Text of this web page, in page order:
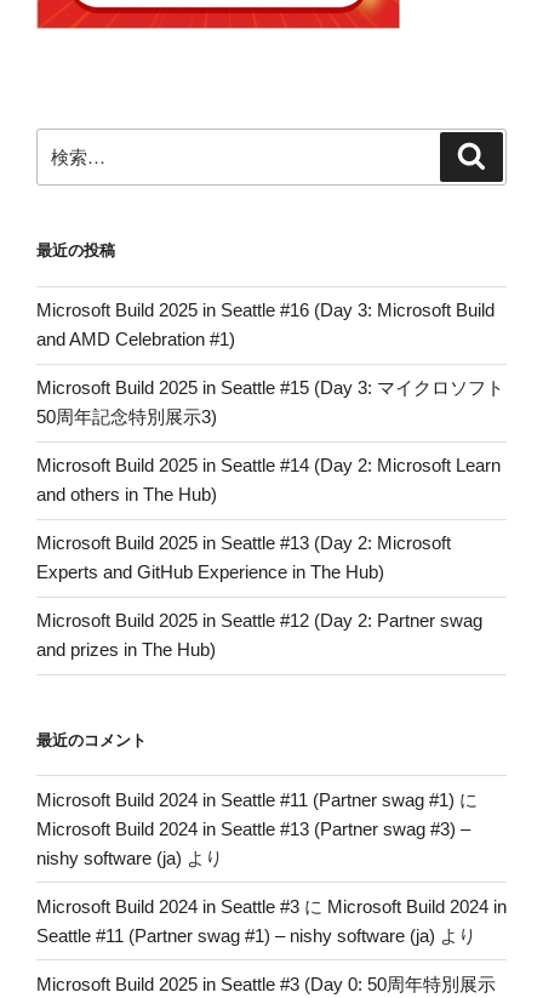
索:
最近の投稿
Microsoft Build 2025 in Seattle #16 (Day 3: Microsoft Build
and AMD Celebration #1)
Microsoft Build 2025 in Seattle #15 (Day 3: マイクロソフト
50周年記念特別展示3)
Microsoft Build 2025 in Seattle #14 (Day 2: Microsoft Learn
and others in The Hub)
Microsoft Build 2025 in Seattle #13 (Day 2: Microsoft
Experts and GitHub Experience in The Hub)
Microsoft Build 2025 in Seattle #12 (Day 2: Partner swag
and prizes in The Hub)
最近のコメント
Microsoft Build 2024 in Seattle #11 (Partner swag #1) に
Microsoft Build 2024 in Seattle #13 (Partner swag #3) –
nishy software (ja) より
Microsoft Build 2024 in Seattle #3 に Microsoft Build 2024 in
Seattle #11 (Partner swag #1) – nishy software (ja) より
Microsoft Build 2025 in Seattle #3 (Day 0: 50周年特別展示